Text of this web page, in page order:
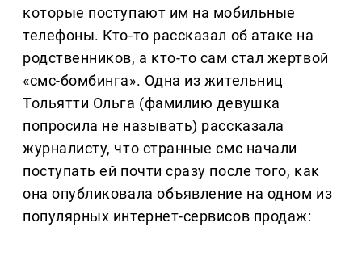
которые поступают им на мобильные
телефоны. Кто-то рассказал об атаке на
родственников, а кто-то сам стал жертвой
«смс-бомбинга». Одна из жительниц
Тольятти Ольга (фамилию девушка
попросила не называть) рассказала
журналисту, что странные смс начали
поступать ей почти сразу после того, как
она опубликовала объявление на одном из
популярных интернет-сервисов продаж: